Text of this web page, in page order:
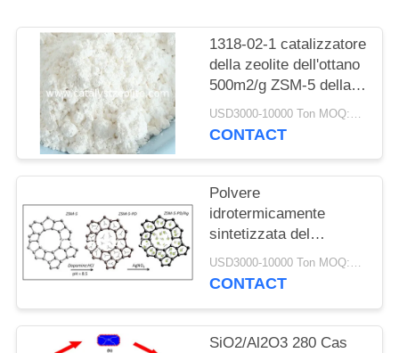
PRIVACY
POLICY
1318-02-1 catalizzatore
della zeolite dell'ottano
500m2/g ZSM-5 della
benzina di aumento
USD3000-10000 Ton MOQ:1 chilogrammo
CONTACT
Polvere
idrotermicamente
sintetizzata del
catalizzatore di CAS
308081-08-5 HZSM 5
USD3000-10000 Ton MOQ:1 chilogrammo
CONTACT
SiO2/Al2O3 280 Cas